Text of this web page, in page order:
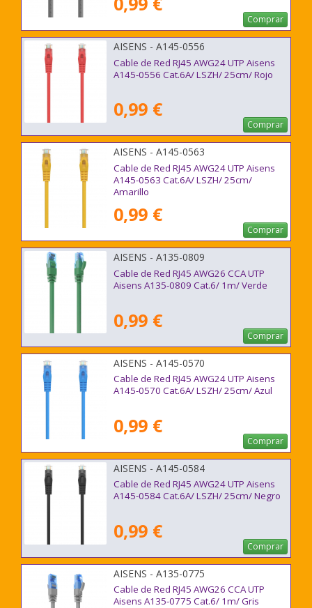
Comprar
AISENS - A145-0556
Cable de Red RJ45 AWG24 UTP Aisens
A145-0556 Cat.6A/ LSZH/ 25cm/ Rojo
0,99 €
Comprar
AISENS - A145-0563
Cable de Red RJ45 AWG24 UTP Aisens
A145-0563 Cat.6A/ LSZH/ 25cm/
Amarillo
0,99 €
Comprar
AISENS - A135-0809
Cable de Red RJ45 AWG26 CCA UTP
Aisens A135-0809 Cat.6/ 1m/ Verde
0,99 €
Comprar
AISENS - A145-0570
Cable de Red RJ45 AWG24 UTP Aisens
A145-0570 Cat.6A/ LSZH/ 25cm/ Azul
0,99 €
Comprar
AISENS - A145-0584
Cable de Red RJ45 AWG24 UTP Aisens
A145-0584 Cat.6A/ LSZH/ 25cm/ Negro
0,99 €
Comprar
AISENS - A135-0775
Cable de Red RJ45 AWG26 CCA UTP
Aisens A135-0775 Cat.6/ 1m/ Gris